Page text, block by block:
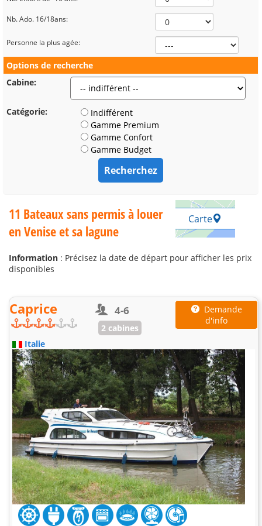
Nb. Ado. 16/18ans:
Personne la plus agée:
Options de recherche
Cabine:
Catégorie:
Indifférent
Gamme Premium
Gamme Confort
Gamme Budget
11 Bateaux sans permis à louer
en Venise et sa lagune
Carte
Information : Précisez la date de départ pour afficher les prix
disponibles
Caprice 4-6
2 cabines
Demande
d'info
Italie